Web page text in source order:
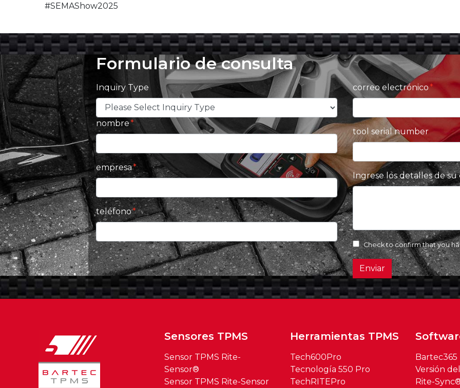
#SEMAShow2025
Formulario de consulta
Inquiry Type
nombre
empresa
teléfono
correo electrónico
tool serial number
Ingrese los detalles de
Check to confirm that you
Enviar
Sensores TPMS
Sensor TPMS Rite-
Sensor®
Sensor TPMS Rite-Sensor
Herramientas TPMS
Tech600Pro
Tecnología 550 Pro
TechRITEPro
Bartec365
Versión
Rite-